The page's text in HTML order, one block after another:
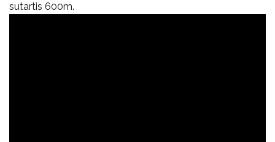
sutartis 600m.